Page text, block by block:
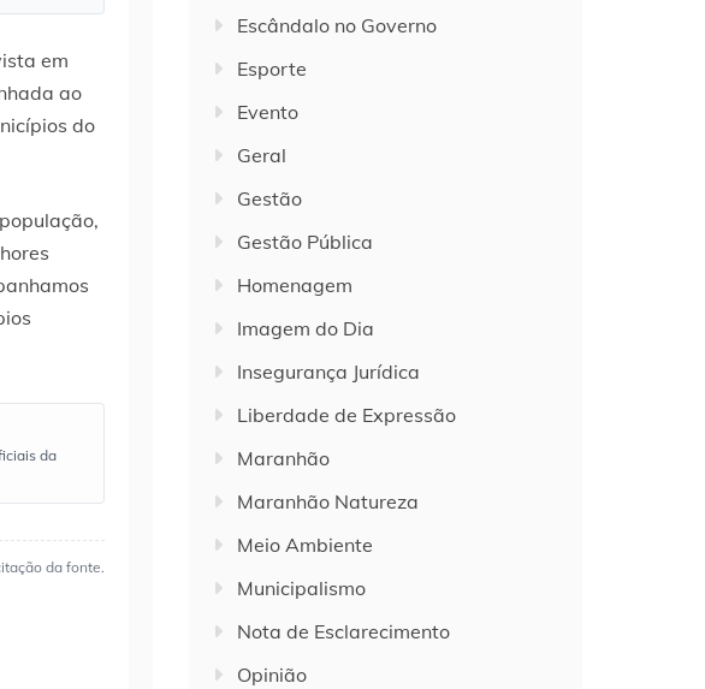
em
ao
do
da
da fonte.
Escândalo no Governo
Esporte
Evento
Geral
Gestão
Gestão Pública
Homenagem
Imagem do Dia
Insegurança Jurídica
Liberdade de Expressão
Maranhão
Maranhão Natureza
Meio Ambiente
Municipalismo
Nota de Esclarecimento
Opinião